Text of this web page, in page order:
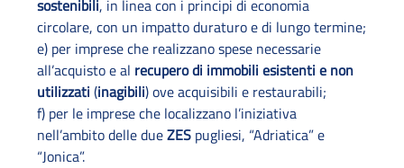
sostenibili, in linea con i principi di economia
circolare, con un impatto duraturo e di lungo termine;
e) per imprese che realizzano spese necessarie
all’acquisto e al recupero di immobili esistenti e non
utilizzati (inagibili) ove acquisibili e restaurabili;
f) per le imprese che localizzano l’iniziativa
nell’ambito delle dueZES pugliesi, “Adriatica” e
“Jonica”.